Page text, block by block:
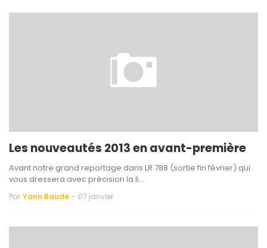
Les nouveautés 2013 en avant-première
Avant notre grand reportage dans LR 788 (sortie fin février) qui
vous dressera avec précision la li…
Par Yann Baude - 07 janvier